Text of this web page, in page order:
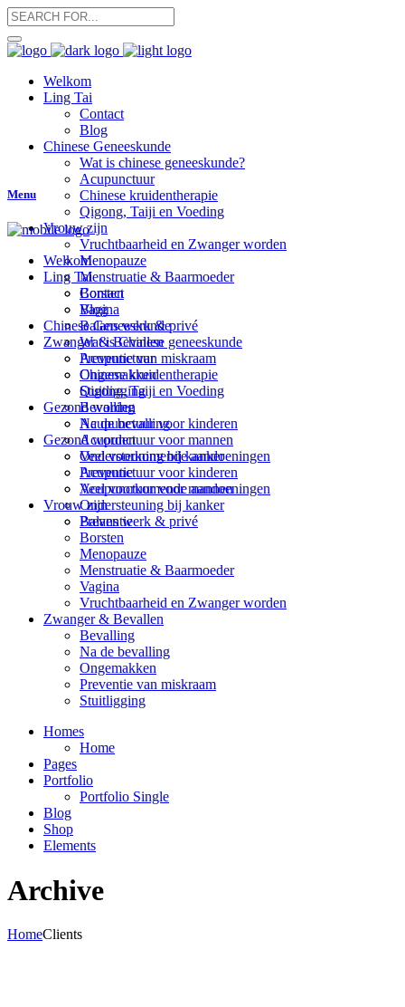
Welkom
Ling Tai
Contact
Blog
Chinese Geneeskunde
Wat is chinese geneeskunde?
Acupunctuur
Chinese kruidentherapie
Qigong, Taiji en Voeding
Vrouw zijn
Vruchtbaarheid en Zwanger worden
Menopauze
Menstruatie & Baarmoeder
Borsten
Vagina
Balans werk & privé
Zwanger & Bevallen
Preventie van miskraam
Ongemakken
Stuitligging
Bevalling
Na de bevalling
Gezond worden
Veel voorkomende aandoeningen
Acupunctuur voor kinderen
Acupunctuur voor mannen
Ondersteuning bij kanker
Preventie
Menu
Welkom
Ling Tai
Contact
Blog
Chinese Geneeskunde
Wat is Chinese geneeskunde
Acupunctuur
Chinese kruidentherapie
Qigong, Taiji en Voeding
Gezond worden
Acupunctuur voor kinderen
Acupunctuur voor mannen
Ondersteuning bij kanker
Preventie
Veel voorkomende aandoeningen
Vrouw zijn
Balans werk & privé
Borsten
Menopauze
Menstruatie & Baarmoeder
Vagina
Vruchtbaarheid en Zwanger worden
Zwanger & Bevallen
Bevalling
Na de bevalling
Ongemakken
Preventie van miskraam
Stuitligging
Homes
Home
Pages
Portfolio
Portfolio Single
Blog
Shop
Elements
Archive
HomeClients